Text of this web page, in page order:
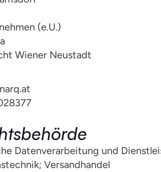
(e.U.)
Wiener Neustadt
Datenverarbeitung und
Versandhandel